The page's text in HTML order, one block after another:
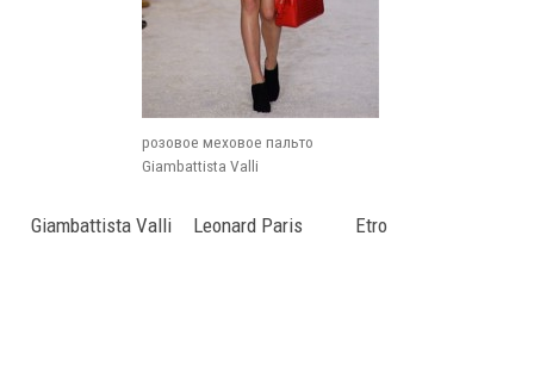
розовое меховое пальто
Giambattista Valli
Giambattista Valli Leonard Paris Etro